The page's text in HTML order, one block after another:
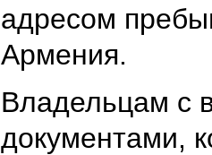
адресом
Армения.
Владельцам с
документами,